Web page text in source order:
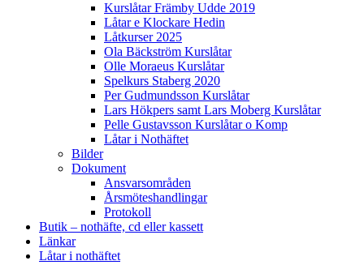
Kurslåtar Främby Udde 2019
Låtar e Klockare Hedin
Låtkurser 2025
Ola Bäckström Kurslåtar
Olle Moraeus Kurslåtar
Spelkurs Staberg 2020
Per Gudmundsson Kurslåtar
Lars Hökpers samt Lars Moberg Kurslåtar
Pelle Gustavsson Kurslåtar o Komp
Låtar i Nothäftet
Bilder
Dokument
Ansvarsområden
Årsmöteshandlingar
Protokoll
Butik – nothäfte, cd eller kassett
Länkar
Låtar i nothäftet